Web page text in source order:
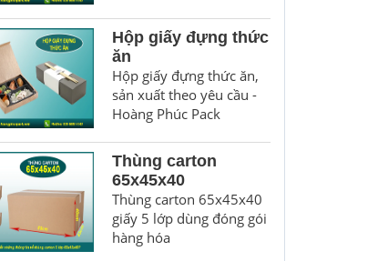
Hộp giấy đựng thức
ăn
Hộp giấy đựng thức ăn,
sản xuất theo yêu cầu -
Hoàng Phúc Pack
Thùng carton
65x45x40
Thùng carton 65x45x40
giấy 5 lớp dùng đóng gói
hàng hóa